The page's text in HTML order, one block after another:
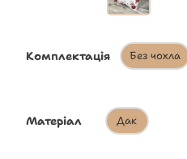
Комплектація Без чохла
Матеріал Дак